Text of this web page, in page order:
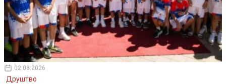
02.08.2026
Друштво